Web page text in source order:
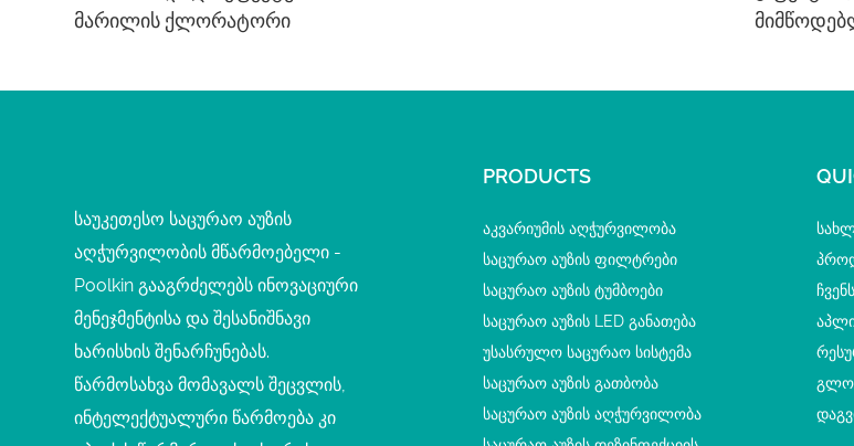
Მარილის Ქლორატორი
საუკეთესო საცურაო აუზის
აღჭურვილობის მწარმოებელი -
Poolkin გააგრძელებს ინოვაციური
მენეჯმენტისა და შესანიშნავი
ხარისხის შენარჩუნებას.
წარმოსახვა მომავალს შეცვლის,
ინტელექტუალური წარმოება კი
PRODUCTS
Აკვარიუმის Აღჭურვილობა
Საცურაო Აუზის Ფილტრები
Საცურაო Აუზის Ტუმბოები
Საცურაო Აუზის LED Განათება
Უსასრულო Საცურაო Სისტემა
Საცურაო Აუზის Გათბობა
Საცურაო Აუზის Აღჭურვილობა